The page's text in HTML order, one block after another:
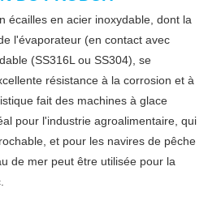
écailles en acier inoxydable, dont la
l'évaporateur (en contact avec
(SS316L ou SS304), se
résistance à la corrosion et à
fait des machines à glace
pour l'industrie agroalimentaire, qui
et pour les navires de pêche
de mer peut être utilisée pour la